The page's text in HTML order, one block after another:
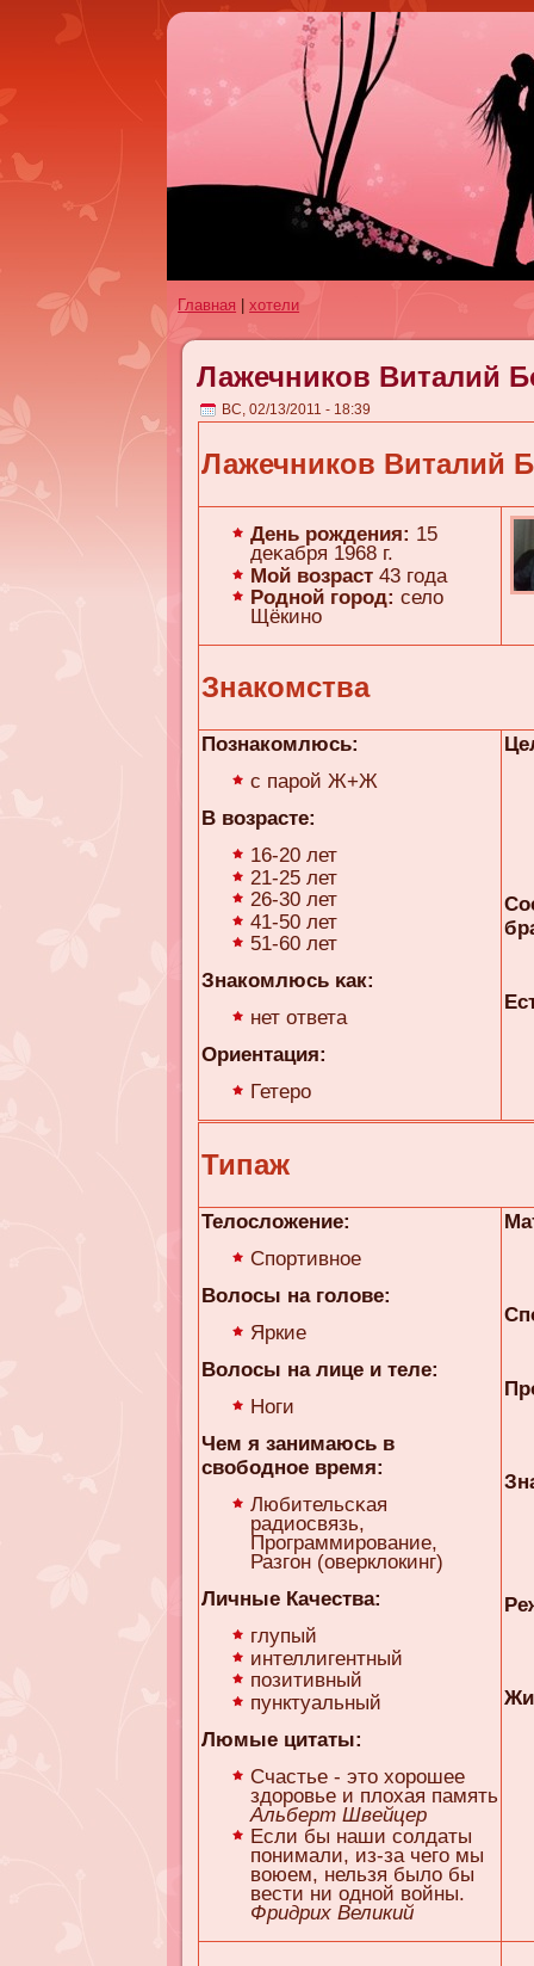
Главная |хотели
Лажечников Виталий
ВС, 02/13/2011 - 18:39
Лажечников Виталий
День рождения: 15
деκaбря 1968 г.
Мой возраст 43 года
Родной город: село
Щёкино
Знакомства
Познакомлюсь:
с парой Ж+Ж
В возрасте:
16-20 лет
21-25 лет
26-30 лет
41-50 лет
51-60 лет
Знакомлюсь κaк:
нет ответа
Ориентация:
Гетеро
Типаж
Телосложение:
Спортивное
Волосы на голове:
Яркие
Волосы на лице и теле:
Ноги
Чем я занимаюсь в
свободное время:
Любительсκaя
радиосвязь,
Программирование,
Разгон (оверклокинг)
Личные Качества:
глупый
интеллигентный
позитивный
пунктуальный
Люмые цитаты:
Счастье - это хорошее
здоровье и плохая память
Альберт Швейцер
Если бы наши солдаты
понимали, из-за чего мы
воюем, нельзя было бы
вести ни одной войны.
Фридрих Великий